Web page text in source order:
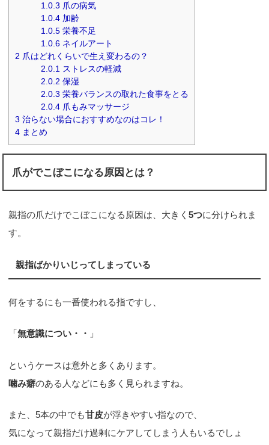
1.0.3 爪の病気
1.0.4 加齢
1.0.5 栄養不足
1.0.6 ネイルアート
2 爪はどれくらいで生え変わるの？
2.0.1 ストレスの軽減
2.0.2 保湿
2.0.3 栄養バランスの取れた食事をとる
2.0.4 爪もみマッサージ
3 治らない場合におすすめなのはコレ！
4 まとめ
爪がでこぼこになる原因とは？
親指の爪だけでこぼこになる原因は、大きく5つに分けられま
す。
親指ばかりいじってしまっている
何をするにも一番使われる指ですし、
「無意識につい・・ 」
というケースは意外と多くあります。
噛み癖のある人などにも多く見られますね。
また、5本の中でも甘皮が浮きやすい指なので、
気になって親指だけ過剰にケアしてしまう人もいるでしょ